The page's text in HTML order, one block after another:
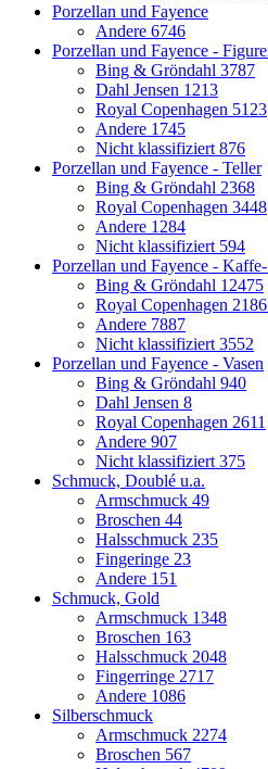
Porzellan und Fayence
Andere 6746
Porzellan und Fayence -
Bing & Gröndahl 3787
Dahl Jensen 1213
Royal Copenhagen 5123
Andere 1745
Nicht klassifiziert 876
Porzellan und Fayence - Teller
Bing & Gröndahl 2368
Royal Copenhagen 3448
Andere 1284
Nicht klassifiziert 594
Porzellan und Fayence -
Bing & Gröndahl 12475
Royal Copenhagen
Andere 7887
Nicht klassifiziert 3552
Porzellan und Fayence - Vasen
Bing & Gröndahl 940
Dahl Jensen 8
Royal Copenhagen 2611
Andere 907
Nicht klassifiziert 375
Schmuck, Doublé u.a.
Armschmuck 49
Broschen 44
Halsschmuck 235
Fingeringe 23
Andere 151
Schmuck, Gold
Armschmuck 1348
Broschen 163
Halsschmuck 2048
Fingerringe 2717
Andere 1086
Silberschmuck
Armschmuck 2274
Broschen 567